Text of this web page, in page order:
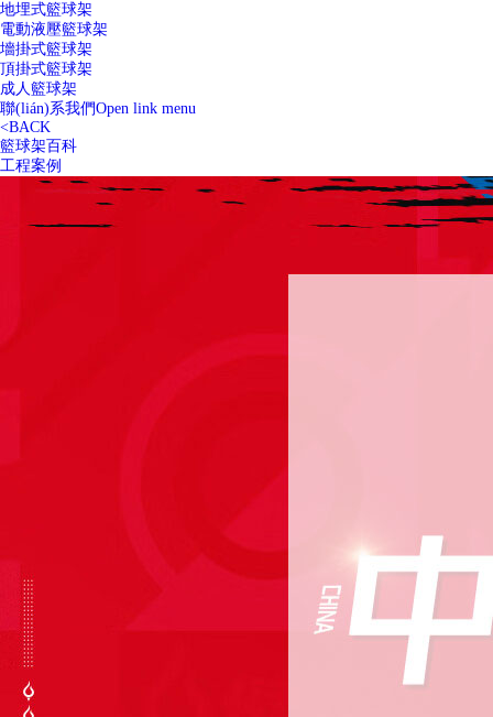
地埋式籃球架
電動液壓籃球架
墻掛式籃球架
頂掛式籃球架
成人籃球架
聯(lián)系我們Open link menu
<BACK
籃球架百科
工程案例